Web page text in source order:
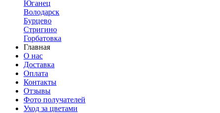
Юганец
Володарск
Бурцево
Стригино
Горбатовка
Главная
О нас
Доставка
Оплата
Контакты
Отзывы
Фото получателей
Уход за цветами